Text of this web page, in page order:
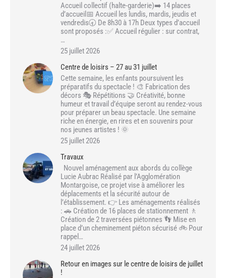
Accueil collectif (halte-garderie)➡️ 14 places
d’accueil📅 Accueil les lundis, mardis, jeudis et
vendredis🕣 De 8h30 à 17h Deux types d’accueil
sont proposés :✅ Accueil régulier : sur contrat,
…
25 juillet 2026
Centre de loisirs – 27 au 31 juillet
Cette semaine, les enfants poursuivent les
préparatifs du spectacle ! 🎨 Fabrication des
décors 🎭 Répétitions 🤝 Créativité, bonne
humeur et travail d’équipe seront au rendez-vous
pour préparer un beau spectacle. Une semaine
riche en énergie, en rires et en souvenirs pour
nos jeunes artistes ! 🌞
25 juillet 2026
Travaux
Nouvel aménagement aux abords du collège
Lucie Aubrac Réalisé par l’Agglomération
Montargoise, ce projet vise à améliorer les
déplacements et la sécurité autour de
l’établissement. 👉 Les aménagements réalisés
: 🚗 Création de 16 places de stationnement 🚶
Création de 2 traversées piétonnes 👣 Mise en
place d’un cheminement piéton sécurisé 🚲 Pour
rappel…
24 juillet 2026
Retour en images sur le centre de loisirs de juillet
!